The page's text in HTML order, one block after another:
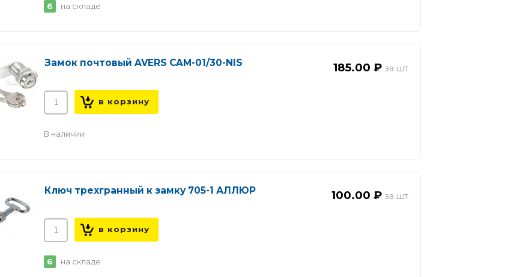
6 на складе
Замок почтовый AVERS CAM-01/30-NIS 185.00 ₽
В наличии
Ключ трехгранный к замку 705-1 АЛЛЮР 100.00 ₽
6 на складе